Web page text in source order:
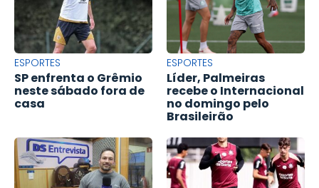
ESPORTES
SP enfrenta o Grêmio
neste sábado fora de
casa
ESPORTES
Líder, Palmeiras
recebe o Internacional
no domingo pelo
Brasileirão